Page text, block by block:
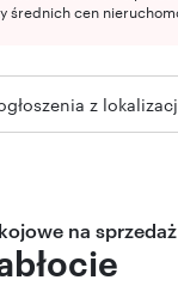
średnich cen
z
na sprzedaż